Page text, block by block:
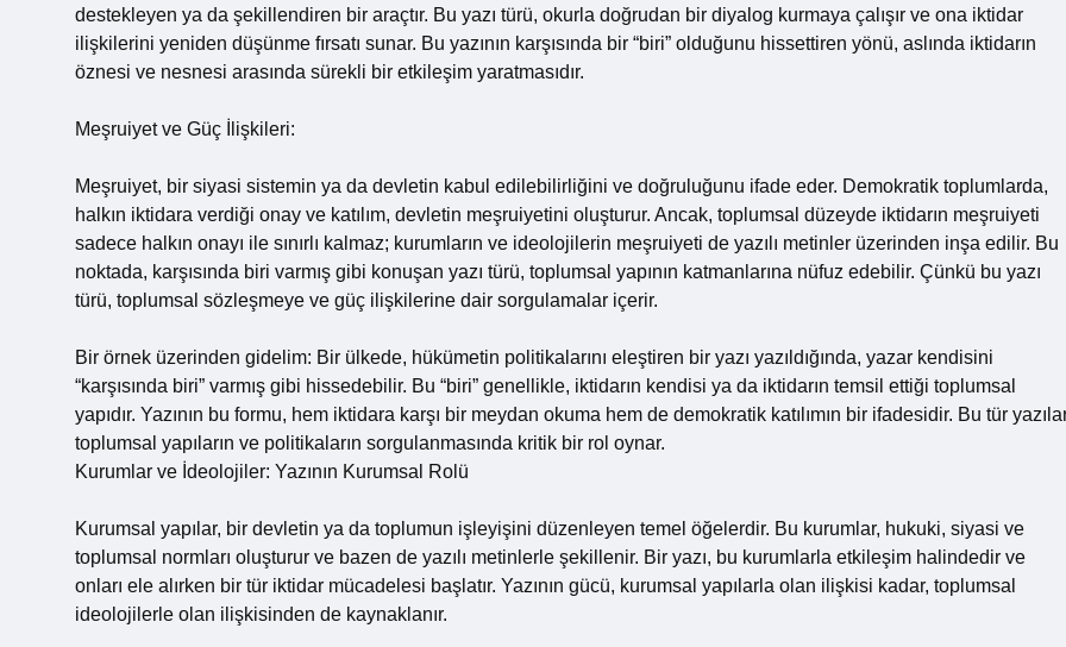
destekleyen ya da şekillendiren bir araçtır. Bu yazı türü, okurla doğrudan bir diyalog kurmaya çalışır ve ona iktidar
ilişkilerini yeniden düşünme fırsatı sunar. Bu yazının karşısında bir “biri” olduğunu hissettiren yönü, aslında iktidarın
öznesi ve nesnesi arasında sürekli bir etkileşim yaratmasıdır.
Meşruiyet ve Güç İlişkileri:
Meşruiyet, bir siyasi sistemin ya da devletin kabul edilebilirliğini ve doğruluğunu ifade eder. Demokratik toplumlarda,
halkın iktidara verdiği onay ve katılım, devletin meşruiyetini oluşturur. Ancak, toplumsal düzeyde iktidarın meşruiyeti
sadece halkın onayı ile sınırlı kalmaz; kurumların ve ideolojilerin meşruiyeti de yazılı metinler üzerinden inşa edilir. Bu
noktada, karşısında biri varmış gibi konuşan yazı türü, toplumsal yapının katmanlarına nüfuz edebilir. Çünkü bu yazı
türü, toplumsal sözleşmeye ve güç ilişkilerine dair sorgulamalar içerir.
Bir örnek üzerinden gidelim: Bir ülkede, hükümetin politikalarını eleştiren bir yazı yazıldığında, yazar kendisini
“karşısında biri” varmış gibi hissedebilir. Bu “biri” genellikle, iktidarın kendisi ya da iktidarın temsil ettiği toplumsal
yapıdır. Yazının bu formu, hem iktidara karşı bir meydan okuma hem de demokratik katılımın bir ifadesidir. Bu tür
toplumsal yapıların ve politikaların sorgulanmasında kritik bir rol oynar.
Kurumlar ve İdeolojiler: Yazının Kurumsal Rolü
Kurumsal yapılar, bir devletin ya da toplumun işleyişini düzenleyen temel öğelerdir. Bu kurumlar, hukuki, siyasi ve
toplumsal normları oluşturur ve bazen de yazılı metinlerle şekillenir. Bir yazı, bu kurumlarla etkileşim halindedir ve
onları ele alırken bir tür iktidar mücadelesi başlatır. Yazının gücü, kurumsal yapılarla olan ilişkisi kadar, toplumsal
ideolojilerle olan ilişkisinden de kaynaklanır.